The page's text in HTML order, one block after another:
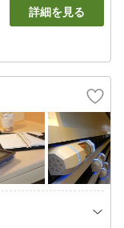
詳細を見る